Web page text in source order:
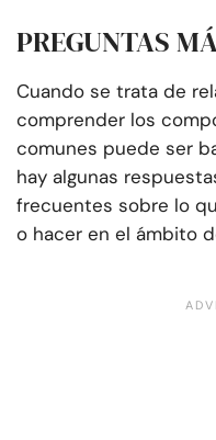
PREGUNTAS
Cuando se trata de
comprender los
comunes puede ser
hay algunas
frecuentes sobre lo
o hacer en el ámbito